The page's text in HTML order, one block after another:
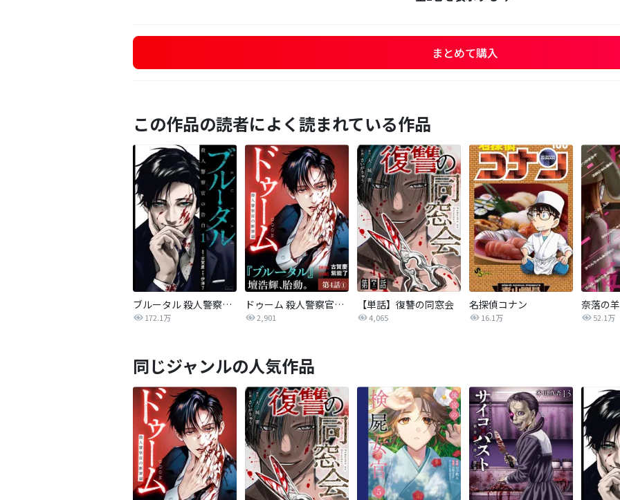
まとめて購入
この作品の読者によく読まれている作品
ブルータル 殺人警察官の告白
172.1万
ドゥーム 殺人警察官の断罪録 分冊版
2,901
【単話】復讐の同窓会
4,065
名探偵コナン
16.1万
奈落の羊
52.1万
同じジャンルの人気作品